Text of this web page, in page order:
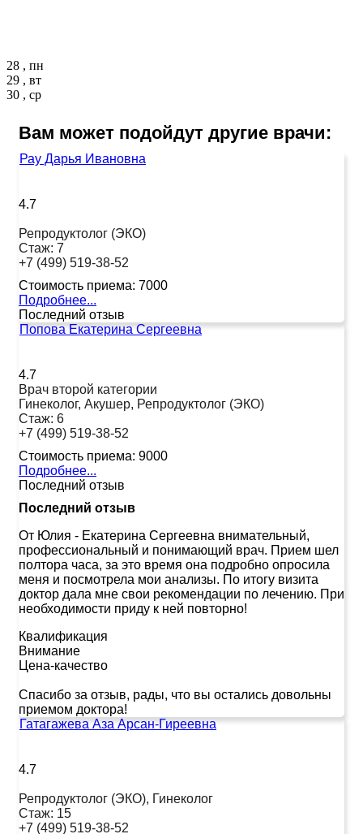
28 , пн
29 , вт
30 , ср
Вам может подойдут другие врачи:
Рау Дарья Ивановна
4.7
Репродуктолог (ЭКО)
Стаж: 7
+7 (499) 519-38-52
Стоимость приема: 7000
Подробнее...
Последний отзыв
Попова Екатерина Сергеевна
4.7
Врач второй категории
Гинеколог, Акушер, Репродуктолог (ЭКО)
Стаж: 6
+7 (499) 519-38-52
Стоимость приема: 9000
Подробнее...
Последний отзыв
Последний отзыв
От Юлия - Екатерина Сергеевна внимательный,
профессиональный и понимающий врач. Прием шел
полтора часа, за это время она подробно опросила
меня и посмотрела мои анализы. По итогу визита
доктор дала мне свои рекомендации по лечению. При
необходимости приду к ней повторно!
Квалификация
Внимание
Цена-качество
Спасибо за отзыв, рады, что вы остались довольны
приемом доктора!
Гатагажева Аза Арсан-Гиреевна
4.7
Репродуктолог (ЭКО), Гинеколог
Стаж: 15
+7 (499) 519-38-52